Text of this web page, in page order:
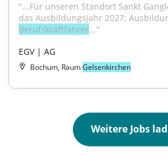
"...Für unseren Standort Sankt
Berufskraftfahrer..."
EGV | AG
Bochum, RaumGelsenkirchen
Weitere Jobs